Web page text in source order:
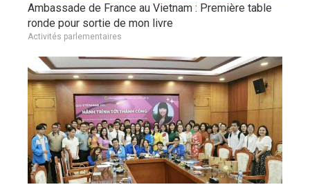
Ambassade de France au Vietnam : Première table
ronde pour sortie de mon livre
Activités parlementaires